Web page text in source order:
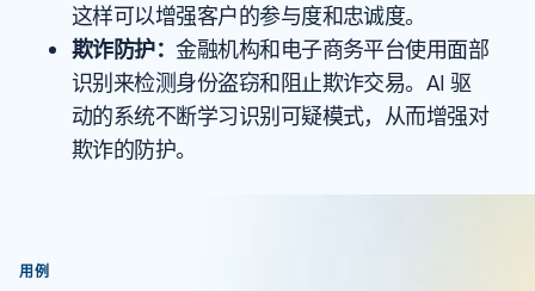
这样可以增强客户的参与度和忠诚度。
欺诈防护：金融机构和电子商务平台使用面部
识别来检测身份盗窃和阻止欺诈交易。AI 驱
动的系统不断学习识别可疑模式，从而增强对
欺诈的防护。
用例